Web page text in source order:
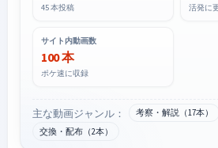
45 本投稿 活発に
サイト内動画数
100 本
ポケ速に収録
主な動画ジャンル： 考察・解説（17本）
交換・配布（2本）